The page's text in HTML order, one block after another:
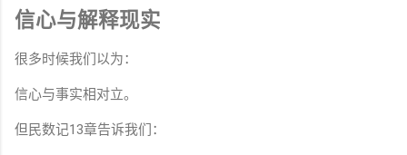
信心与解释现实
很多时候我们以为：
信心与事实相对立。
但民数记13章告诉我们：